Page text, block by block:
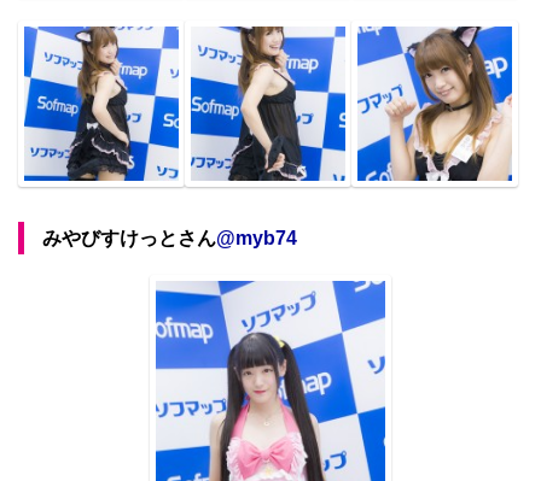
みやびすけっとさん@myb74